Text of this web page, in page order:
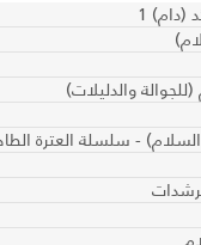
(دام) 1
والدليلات)
- سلسلة العترة